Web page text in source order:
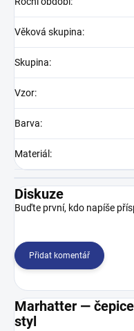
Věková skupina:
Skupina:
Vzor:
Barva:
Materiál :
Diskuze
Buďte první, kdo napíše
Přidat komentář
Marhatter —
styl